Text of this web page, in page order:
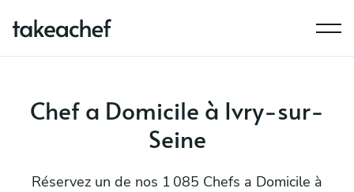
Chef a Domicile à Ivry-sur-
Seine
Réservez un de nos 1 085 Chefs a Domicile à